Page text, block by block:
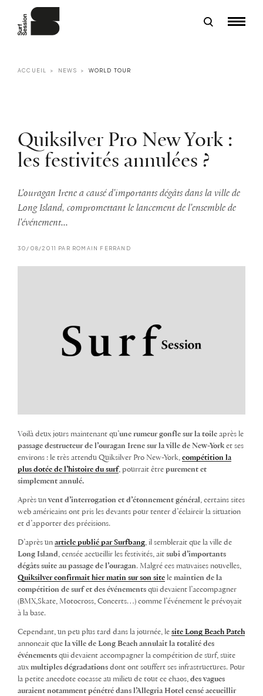
ACCUEIL NEWS WORLD TOUR
Quiksilver Pro New York :
les festivités annulées ?
L'ouragan Irene a causé d'importants dégâts dans la ville de
Long Island, compromettant le lancement de l'ensemble de
l'événement...
30/08/2011 PAR ROMAIN FERRAND
Voilà deux jours maintenant qu’une rumeur gonfle sur la toile après le
passage destructeur de l’ouragan Irene sur la ville de New-York et ses
environs : le très attendu Quiksilver Pro New-York, compétition la
plus dotée de l’histoire du surf, pourrait être purement et
simplement annulé.
Après un vent d’interrogation et d’étonnement général, certains sites
web américains ont pris les devants pour tenter d’éclaircir la situation
et d’apporter des précisions.
D’après un article publié par Surfbang, il semblerait que la ville de
Long Island , censée accueillir les festivités, ait subi d’importants
dégâts suite au passage de l’ouragan. Malgré ces mauvaises nouvelles,
Quiksilver confirmait hier matin sur son site le maintien de la
compétition de surf et des événements qui devaient l’accompagner
(BMX,Skate, Motocross, Concerts…) comme l’événement le prévoyait
à la base.
Cependant, un peu plus tard dans la journée, le site Long Beach Patch
annoncait que la ville de Long Beach annulait la totalité des
événements qui devaient accompagner la compétition de surf, suite
aux multiples dégradations dont ont souffert ses infrastructures. Pour
la petite anecdote cocasse au milieu de tout ce chaos, des vagues
auraient notamment pénétré dans l’Allegria Hotel censé accueillir